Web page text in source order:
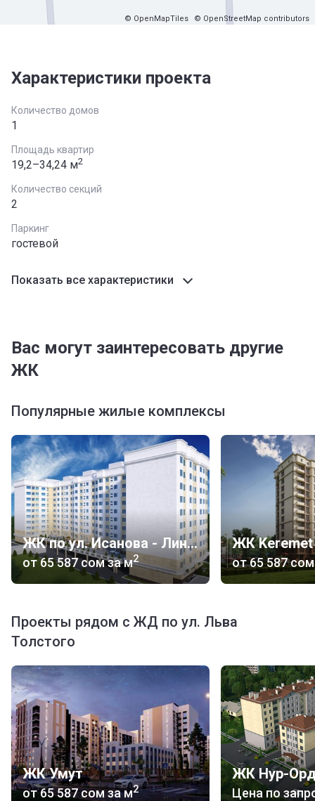
© OpenMapTiles © OpenStreetMap contributors
Характеристики проекта
Количество домов
1
Площадь квартир
19,2–34,24 м2
Количество секций
2
Паркинг
гостевой
Показать все характеристики
Вас могут заинтересовать другие
ЖК
Популярные жилые комплексы
ЖК по ул. Исанова - Линейная
от‍65 587 сомза м2
ЖК
от‍65 587 сом
Проекты рядом с ЖД по ул. Льва
Толстого
ЖК Умут
от‍65 587 сомза м2
ЖК Нур-
Цена по